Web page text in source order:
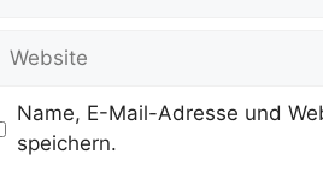
Website
Name, E-Mail-Adresse und
speichern.